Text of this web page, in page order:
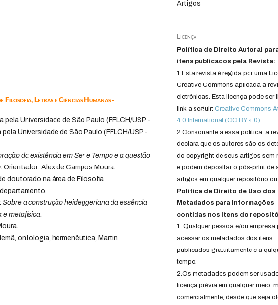
Filosofia, Letras e Ciências Humanas -
pela Universidade de São Paulo (FFLCH/USP -
Universidade de São Paulo (FFLCH/USP -
da existência em Ser e Tempo e a questão
. Orientador: Alex de Campos Moura.
doutorado na área de Filosofia
Sobre a construção heideggeriana da essência
e metafísica.
ontologia, hermenêutica, Martin
Artigos
Licença
Política de Direito Autoral
itens publicados pela Revista:
1.Esta revista é regida por uma
Creative Commons aplicada a
eletrônicas. Esta licença pode ser
link a seguir:Creative Commons
4.0 International (CC BY 4.0).
2.Consonante a essa politica, a
declara que os autores são os
do copyright de seus artigos sem
e podem depositar o pós-print de
artigos em qualquer repositório ou
Política de Direito de Uso dos
Metadados para informações
contidas nos itens do
1. Qualquer pessoa e/ou empresa
acessar os metadados dos itens
publicados gratuitamente e a
tempo.
2.Os metadados podem ser
licença prévia em qualquer meio,
comercialmente, desde que seja